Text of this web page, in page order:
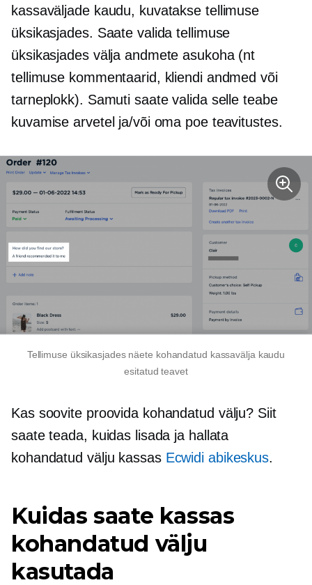
kassaväljade kaudu, kuvatakse tellimuse
üksikasjades. Saate valida tellimuse
üksikasjades välja andmete asukoha (nt
tellimuse kommentaarid, kliendi andmed või
tarneplokk). Samuti saate valida selle teabe
kuvamise arvetel ja/või oma poe teavitustes.
Tellimuse üksikasjades näete kohandatud kassavälja kaudu
esitatud teavet
Kas soovite proovida kohandatud välju? Siit
saate teada, kuidas lisada ja hallata
kohandatud välju kassas Ecwidi abikeskus.
Kuidas saate kassas
kohandatud välju
kasutada